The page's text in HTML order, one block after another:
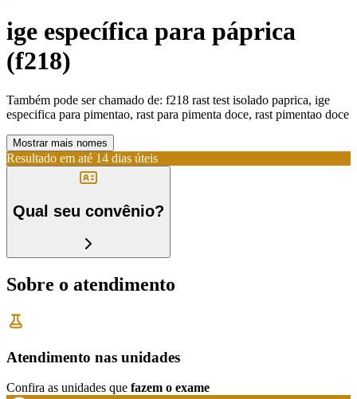
ige específica para páprica
(f218)
Também pode ser chamado de: f218 rast test isolado paprica, ige
especifica para pimentao, rast para pimenta doce, rast pimentao doce
Mostrar mais nomes
Resultado em até 14 dias úteis
Qual seu convênio?
Sobre o atendimento
Atendimento nas unidades
Confira as unidades que fazem o exame